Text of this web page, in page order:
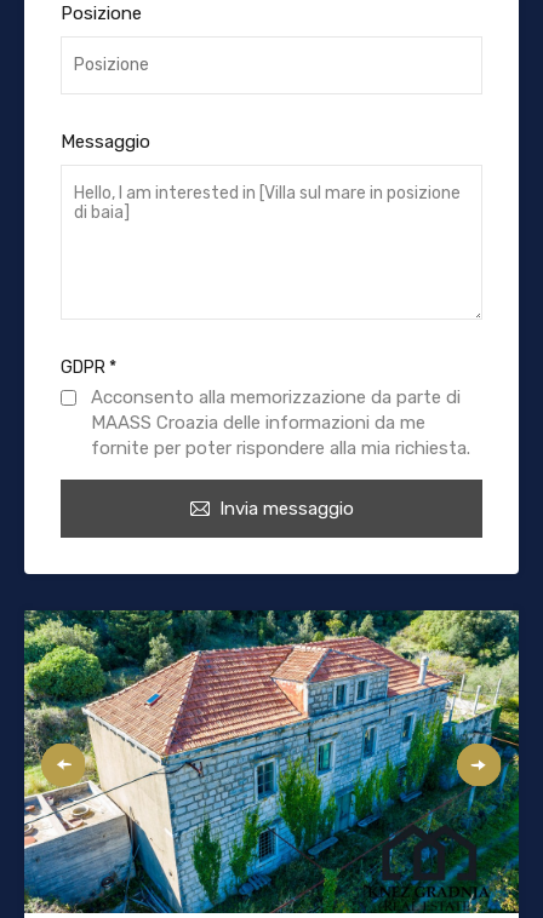
Posizione
Messaggio
GDPR*
Acconsento alla memorizzazione da parte di
MAASS Croazia delle informazioni da me
fornite per poter rispondere alla mia richiesta.
Invia messaggio